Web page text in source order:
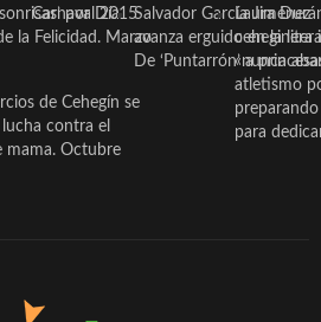
por Día
la Felicidad. Marzo
de Cehegín se
contra el
mama. Octubre
Carnaval 2015Salvador García Jiménez
avanza erguido en la
De ‘Puntarrón’ a
Laura
ceheginera
«nunca
atletismo
para